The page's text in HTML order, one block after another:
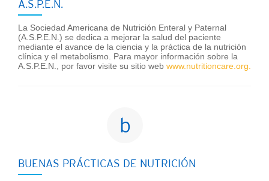
P - R S - U
V - Z
A.S.P.E.N.
La Sociedad Americana de Nutrición Enteral y Paternal
(A.S.P.E.N.) se dedica a mejorar la salud del paciente
mediante el avance de la ciencia y la práctica de la nutrición
clínica y el metabolismo. Para mayor información sobre la
A.S.P.E.N., por favor visite su sitio web www.nutritioncare.org.
b
BUENAS PRÁCTICAS DE NUTRICIÓN